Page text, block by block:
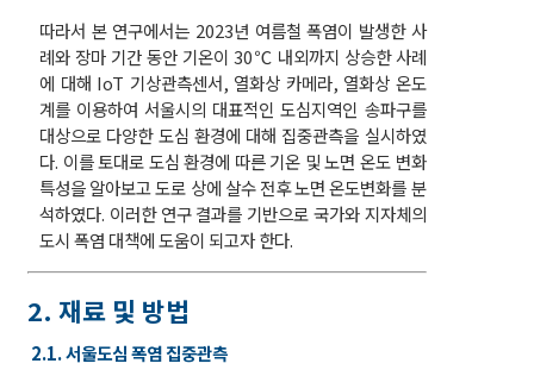
따라서 본 연구에서는 2023년 여름철 폭염이 발생한 사
례와 장마 기간 동안 기온이 30℃ 내외까지 상승한 사례
에 대해 IoT 기상관측센서, 열화상 카메라, 열화상 온도
계를 이용하여 서울시의 대표적인 도심지역인 송파구를
대상으로 다양한 도심 환경에 대해 집중관측을 실시하였
다. 이를 토대로 도심 환경에 따른 기온 및 노면 온도 변화
특성을 알아보고 도로 상에 살수 전후 노면 온도변화를 분
석하였다. 이러한 연구 결과를 기반으로 국가와 지자체의
도시 폭염 대책에 도움이 되고자 한다.
2. 재료 및 방법
2.1. 서울도심 폭염 집중관측